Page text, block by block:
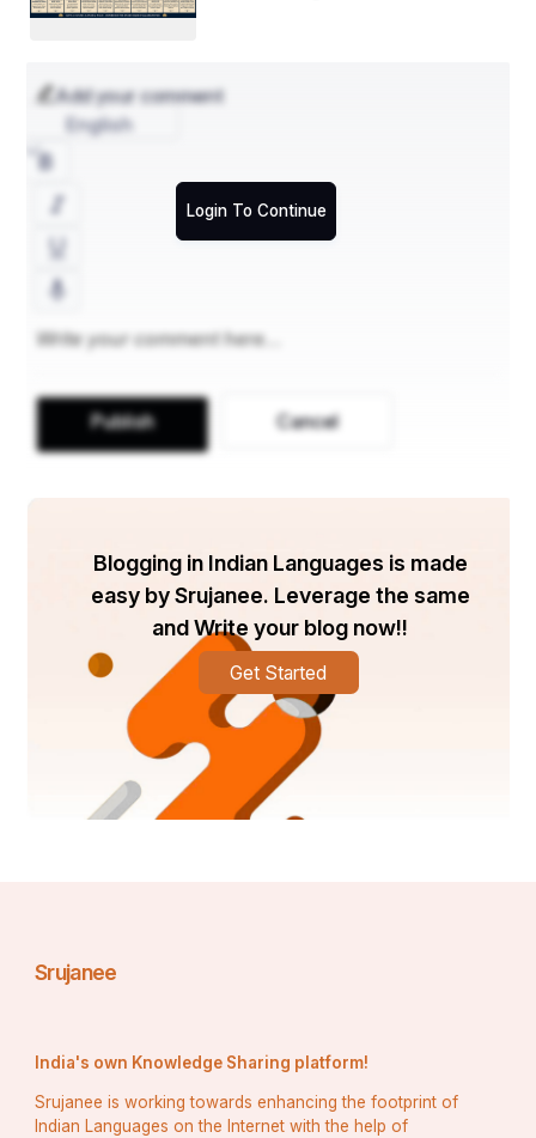
ଇହଲୋକରେ ଯେଉଁ ମନୁଷ୍ୟ ଯେପରି ଓ ଯେତେ ପରିମାଣର
ଧର୍ମ ବା ଅଧର୍ମ କରେ, ପରଲୋକରେ ତାକୁ ସେହିପରି ଓ ସେହି
ପରିମାଣରେ ଫଳ ଭୋଗିବାକୁ ପଡ଼ିଥାଏ।
ଓଁ ଭଗବତେ ବାସୁଦେବାୟ ନମଃ
🙏🙏🙏
Add your comment
Login To Continue
English
Publish Cancel
Blogging in Indian Languages is made
easy by Srujanee. Leverage the same
and Write your blog now!!
Get Started
Srujanee
India's own Knowledge Sharing platform!
Srujanee is working towards enhancing the footprint of
Indian Languages on the Internet with the help of